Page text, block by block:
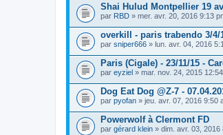
Shai Hulud Montpellier 19
par RBD » mer. avr. 20, 2016 9:13
overkill - paris trabendo 3/4/
par sniper666 » lun. avr. 04, 2016
Paris (Cigale) - 23/11/15 -
par eyziel » mar. nov. 24, 2015
Dog Eat Dog @Z-7 -
par pyofan » jeu. avr. 07, 2016 9:50
Powerwolf à Clermont FD
par gérard klein » dim. avr. 03, 2016